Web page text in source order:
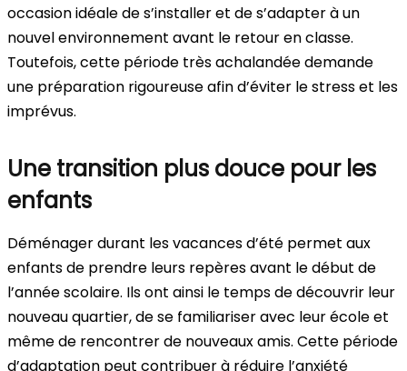
occasion idéale de s’installer et de s’adapter à un
nouvel environnement avant le retour en classe.
Toutefois, cette période très achalandée demande
une préparation rigoureuse afin d’éviter le stress et les
imprévus.
Une transition plus douce pour les
enfants
Déménager durant les vacances d’été permet aux
enfants de prendre leurs repères avant le début de
l’année scolaire. Ils ont ainsi le temps de découvrir leur
nouveau quartier, de se familiariser avec leur école et
même de rencontrer de nouveaux amis. Cette période
d’adaptation peut contribuer à réduire l’anxiété